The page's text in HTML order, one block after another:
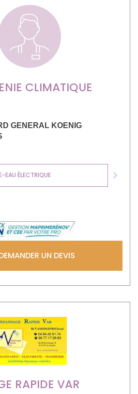
CLIMATIQUE
GENERAL KOENIG
EAU ÉLECTRIQUE
Next
UN DEVIS
RAPIDE VAR